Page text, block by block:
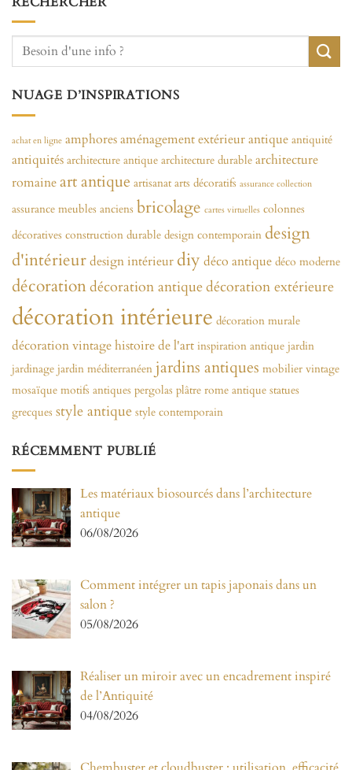
NUAGE D’INSPIRATIONS
achat en ligne amphoresaménagement extérieurantique antiquité
antiquités architecture antique architecture durable architecture
romaineart antique artisanat arts décoratifs assurance collection
assurance meubles anciens bricolage cartes virtuelles colonnes
décoratives construction durable design contemporain design
d'intérieurdesign intérieur diy déco antique déco moderne
décorationdécoration antiquedécoration extérieure
décoration intérieure décoration murale
décoration vintagehistoire de l'art inspiration antique jardin
jardinage jardin méditerranéen jardins antiques mobilier vintage
mosaïque motifs antiques pergolas plâtre rome antique statues
grecques style antique style contemporain
RÉCEMMENT PUBLIÉ
Les matériaux biosourcés dans l’architecture
antique
06/08/2026
Comment intégrer un tapis japonais dans un
salon ?
05/08/2026
Réaliser un miroir avec un encadrement inspiré
de l’Antiquité
04/08/2026